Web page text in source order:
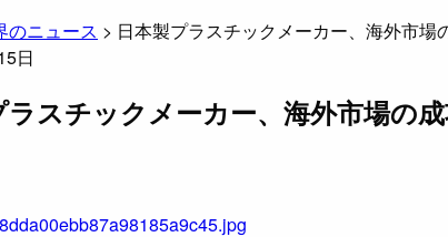
のニュース > 日本製プラスチックメーカー、海外市
日
ラスチックメーカー、海外市場の